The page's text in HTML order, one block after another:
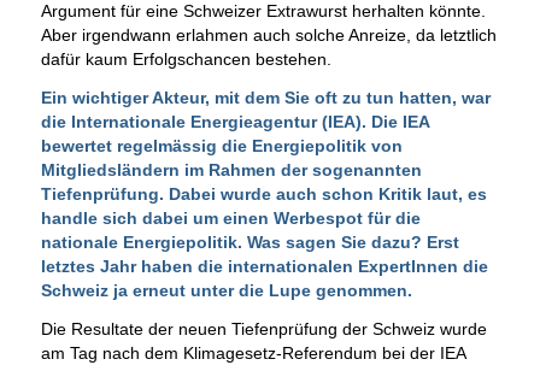
Argument für eine Schweizer Extrawurst herhalten könnte.
Aber irgendwann erlahmen auch solche Anreize, da letztlich
dafür kaum Erfolgschancen bestehen.
Ein wichtiger Akteur, mit dem Sie oft zu tun hatten, war
die Internationale Energieagentur (IEA). Die IEA
bewertet regelmässig die Energiepolitik von
Mitgliedsländern im Rahmen der sogenannten
Tiefenprüfung. Dabei wurde auch schon Kritik laut, es
handle sich dabei um einen Werbespot für die
nationale Energiepolitik. Was sagen Sie dazu? Erst
letztes Jahr haben die internationalen ExpertInnen die
Schweiz ja erneut unter die Lupe genommen.
Die Resultate der neuen Tiefenprüfung der Schweiz wurde
am Tag nach dem Klimagesetz-Referendum bei der IEA